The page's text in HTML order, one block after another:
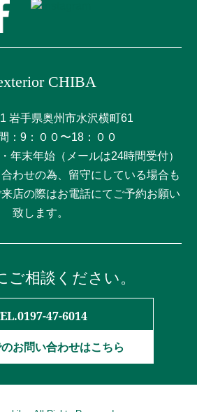
岩手県奥州市水沢横町61
：9：００〜18：００
年末年始（メールは24時間受付）
わせの為、留守にしている場合も
店の際はお電話にてご予約お願い
致します。
ご相談ください。
47-6014
お問い合わせはこちら